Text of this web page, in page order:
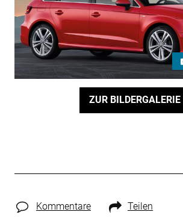
ZUR BILDERGALERIE
Kommentare Teilen